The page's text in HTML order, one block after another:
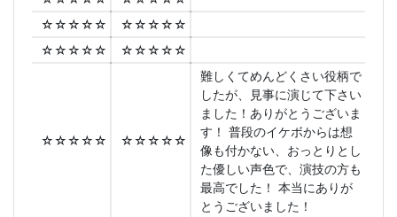
☆☆☆☆☆
☆☆☆☆☆
☆☆☆☆☆
☆☆☆☆☆
☆☆☆☆☆ ☆☆☆☆☆
難しくてめんどくさい役柄で
したが、見事に演じて下さい
ました！ありがとうございま
す！ 普段のイケボからは想
像も付かない、おっとりとし
た優しい声色で、演技の方も
最高でした！ 本当にありが
とうございました！